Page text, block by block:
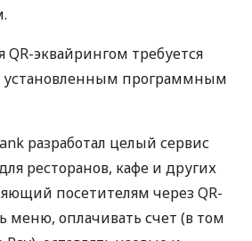
QR-эквайрингом требуется
установленным программным
разработал целый сервис
ресторанов, кафе и других
посетителям через QR-
меню, оплачивать счет (в том